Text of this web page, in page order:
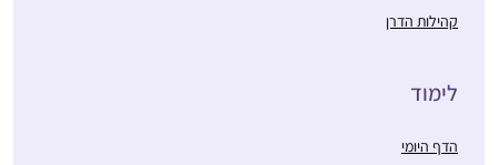
קהילות הדרן
לימוד
הדף היומי